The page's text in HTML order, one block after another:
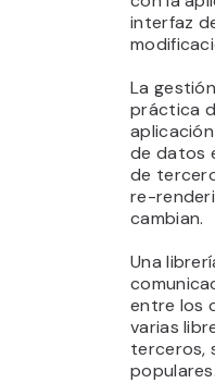
interfaz
La
práctica
de datos
de
re-
cambian.
Una
entre los
varias
terceros,